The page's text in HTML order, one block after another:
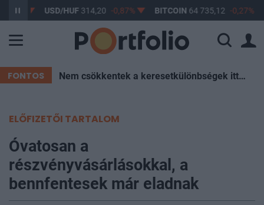
USD/HUF314,20 -0,87% BITCOIN 64 735,12 -0,27%
FONTOS Nem csökkentek a keresetkülönbségek itthon az elmúlt két évtizedben – Mutatjuk az okokat
ELŐFIZETŐI TARTALOM
Óvatosan a
részvényvásárlásokkal, a
bennfentesek már eladnak